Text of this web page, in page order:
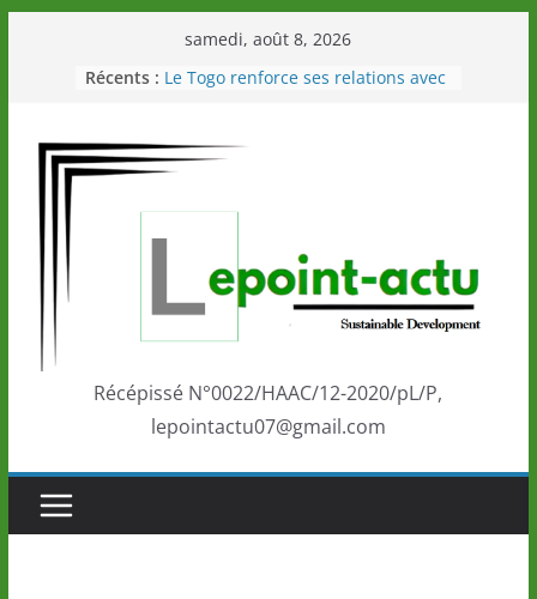
samedi, août 8, 2026
Récents : Le Togo renforce ses relations avec
Éléphants en Côte d’Ivoire
LOTO DETENTE”, un nouveau tirage
marque de confiance au Togo sur
la scène internationale au-delà des
performances de ses athlètes
Togo: Que retenir de la politique
éducation et de l’ambition de
Récépissé N°0022/HAAC/12-2020/pL/P,
lepointactu07@gmail.com